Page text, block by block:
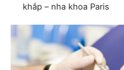
khắp – nha khoa Paris